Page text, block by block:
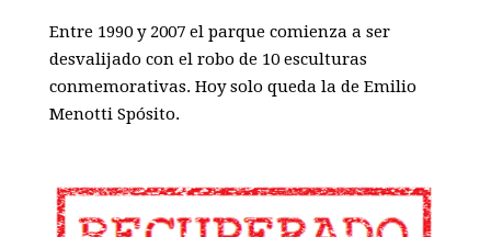
Entre 1990 y 2007 el parque comienza a ser
desvalijado con el robo de 10 esculturas
conmemorativas. Hoy solo queda la de Emilio
Menotti Spósito.